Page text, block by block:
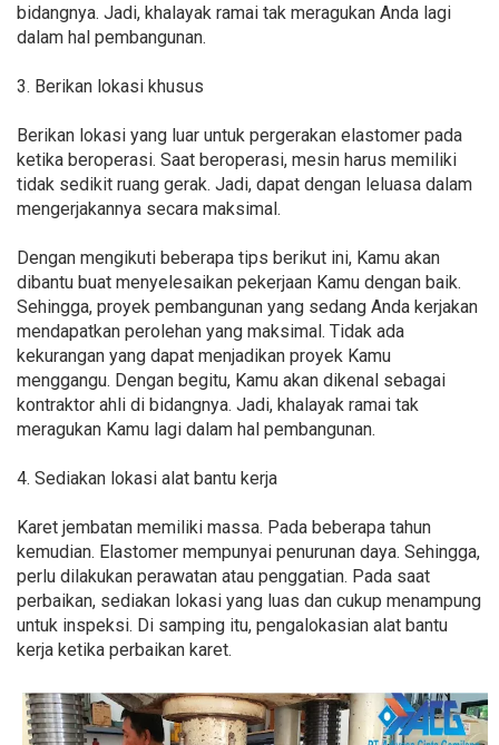
bidangnya. Jadi, khalayak ramai tak meragukan Anda lagi
dalam hal pembangunan.
3. Berikan lokasi khusus
Berikan lokasi yang luar untuk pergerakan elastomer pada
ketika beroperasi. Saat beroperasi, mesin harus memiliki
tidak sedikit ruang gerak. Jadi, dapat dengan leluasa dalam
mengerjakannya secara maksimal.
Dengan mengikuti beberapa tips berikut ini, Kamu akan
dibantu buat menyelesaikan pekerjaan Kamu dengan baik.
Sehingga, proyek pembangunan yang sedang Anda kerjakan
mendapatkan perolehan yang maksimal. Tidak ada
kekurangan yang dapat menjadikan proyek Kamu
menggangu. Dengan begitu, Kamu akan dikenal sebagai
kontraktor ahli di bidangnya. Jadi, khalayak ramai tak
meragukan Kamu lagi dalam hal pembangunan.
4. Sediakan lokasi alat bantu kerja
Karet jembatan memiliki massa. Pada beberapa tahun
kemudian. Elastomer mempunyai penurunan daya. Sehingga,
perlu dilakukan perawatan atau penggatian. Pada saat
perbaikan, sediakan lokasi yang luas dan cukup menampung
untuk inspeksi. Di samping itu, pengalokasian alat bantu
kerja ketika perbaikan karet.